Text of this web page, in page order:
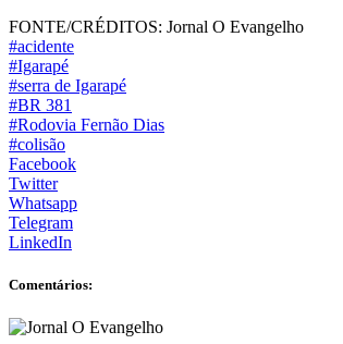
FONTE/CRÉDITOS: Jornal O Evangelho
#acidente
#Igarapé
#serra de Igarapé
#BR 381
#Rodovia Fernão Dias
#colisão
Facebook
Twitter
Whatsapp
Telegram
LinkedIn
Comentários: